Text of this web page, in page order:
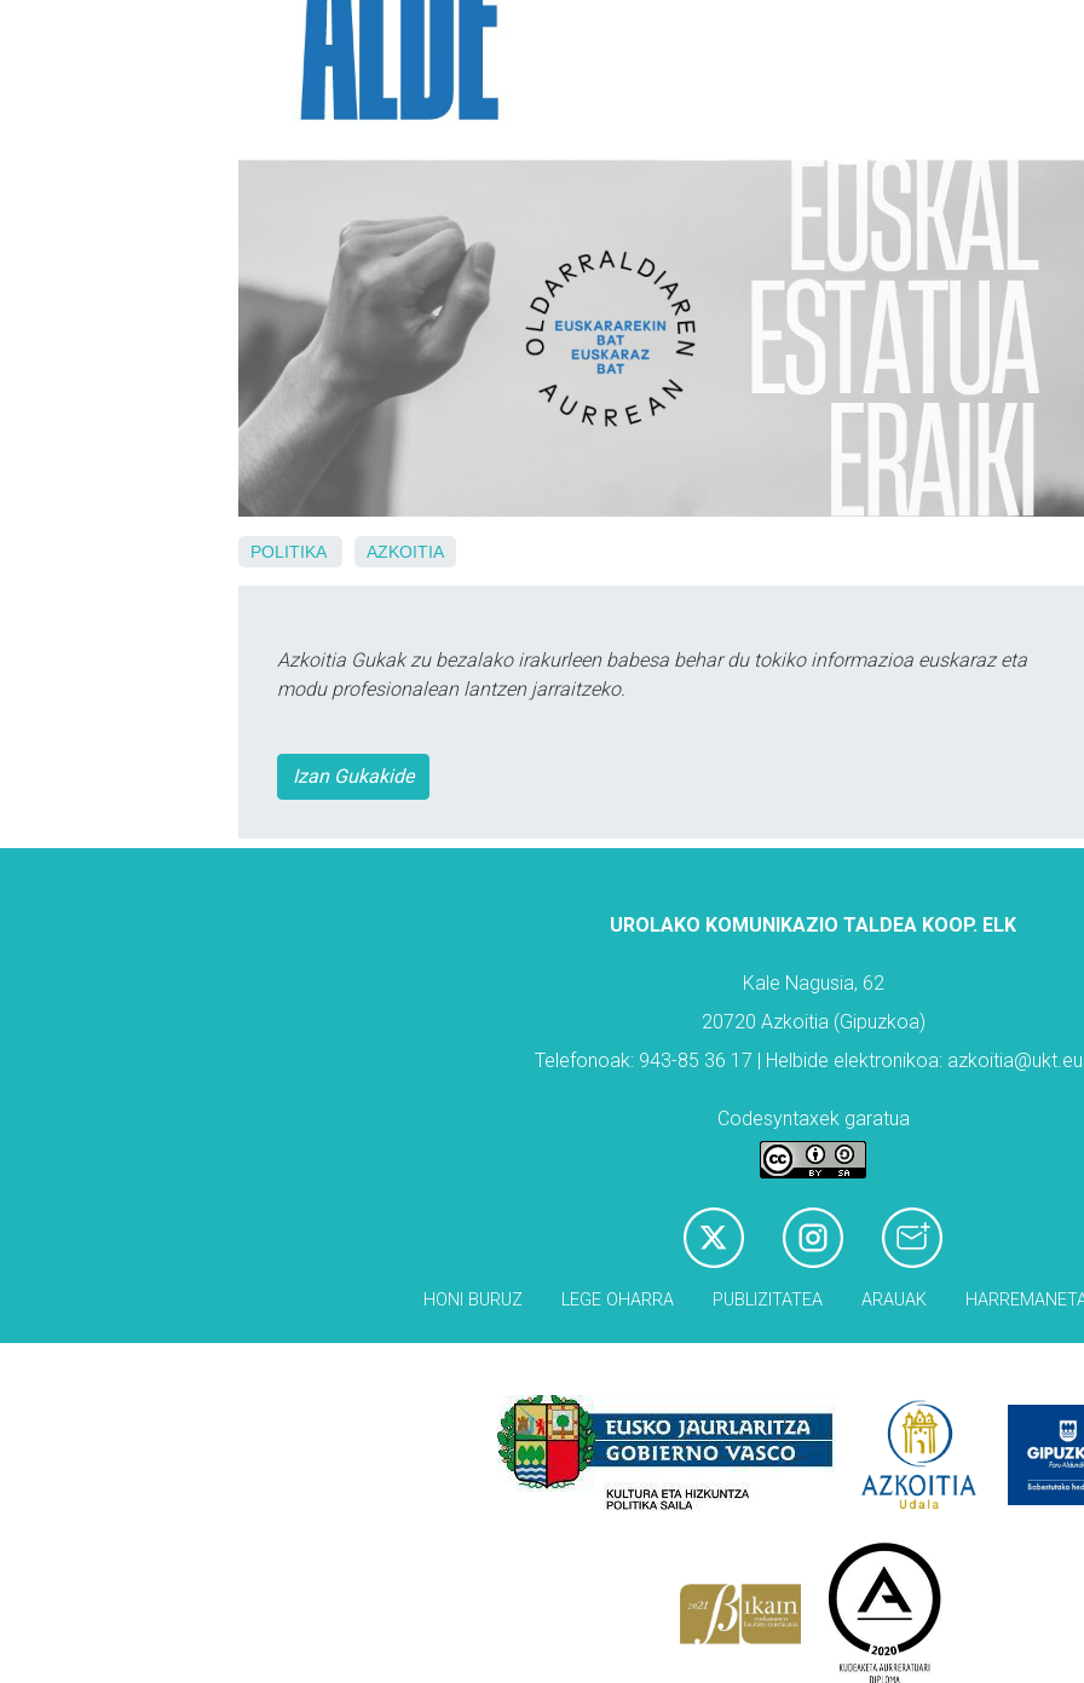
POLITIKA AZKOITIA
Azkoitia Gukak zu bezalako irakurleen babesa behar du tokiko informazioa euskaraz eta
modu profesionalean lantzen jarraitzeko.
Izan Gukakide
UROLAKO KOMUNIKAZIO TALDEA KOOP. ELK
Kale Nagusia, 62
20720 Azkoitia (Gipuzkoa)
Telefonoak: 943-85 36 17 | Helbide elektronikoa:
Codesyntaxek garatua
HONI BURUZ LEGE OHARRA PUBLIZITATEA ARAUAK